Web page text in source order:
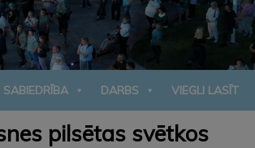
SABIEDRĪBA DARBS VIEGLI LASĪT
pilsētas svētkos